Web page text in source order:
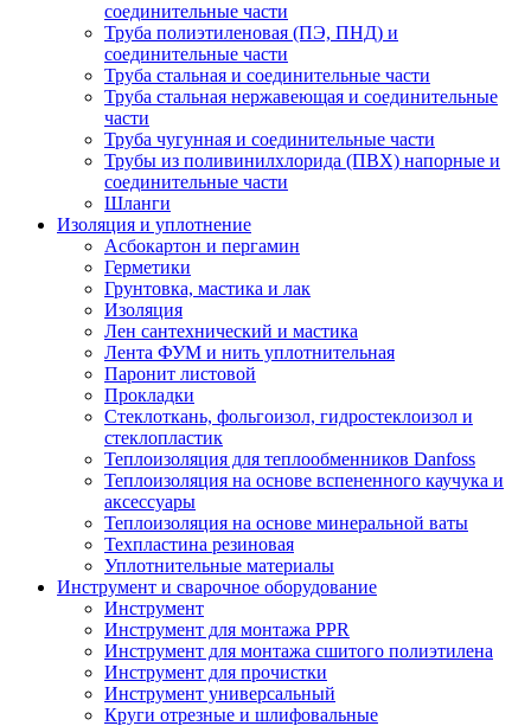
соединительные части
Труба полиэтиленовая (ПЭ, ПНД) и
соединительные части
Труба стальная и соединительные части
Труба стальная нержавеющая и соединительные
части
Труба чугунная и соединительные части
Трубы из поливинилхлорида (ПВХ) напорные и
соединительные части
Шланги
Изоляция и уплотнение
Асбокартон и пергамин
Герметики
Грунтовка, мастика и лак
Изоляция
Лен сантехнический и мастика
Лента ФУМ и нить уплотнительная
Паронит листовой
Прокладки
Стеклоткань, фольгоизол, гидростеклоизол и
стеклопластик
Теплоизоляция для теплообменников Danfoss
Теплоизоляция на основе вспененного каучука и
аксессуары
Теплоизоляция на основе минеральной ваты
Техпластина резиновая
Уплотнительные материалы
Инструмент и сварочное оборудование
Инструмент
Инструмент для монтажа PPR
Инструмент для монтажа сшитого полиэтилена
Инструмент для прочистки
Инструмент универсальный
Круги отрезные и шлифовальные